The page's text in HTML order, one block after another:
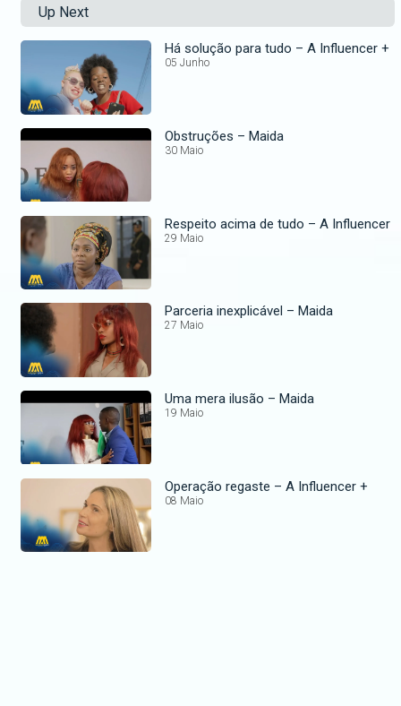
Up Next
Há solução para tudo – A Influencer +
05 Junho
Obstruções – Maida
30 Maio
Respeito acima de tudo – A Influencer
29 Maio
Parceria inexplicável – Maida
27 Maio
Uma mera ilusão – Maida
19 Maio
Operação regaste – A Influencer +
08 Maio